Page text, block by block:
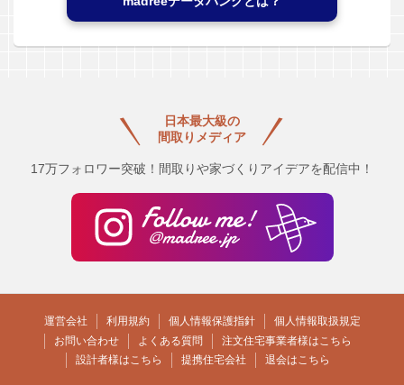
日本最大級の
間取りメディア
17万フォロワー突破！間取りや家づくりアイデアを配信中！
運営会社 利用規約 個人情報保護指針
個人情報取扱規定
お問い合わせ
よくある質問
注文住宅事業者様はこちら
設計者様はこちら
提携住宅会社 退会はこちら